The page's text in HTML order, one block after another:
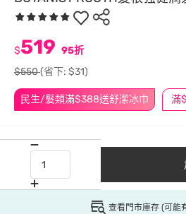
民生/髮類滿$388送舒潔冰巾
$519 95折
$550(省下: $31)
查看門市庫存 (可能